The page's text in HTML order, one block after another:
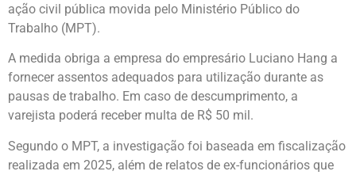
ação civil pública movida pelo Ministério Público do
Trabalho (MPT).
A medida obriga a empresa do empresário Luciano Hang a
fornecer assentos adequados para utilização durante as
pausas de trabalho. Em caso de descumprimento, a
varejista poderá receber multa de R$ 50 mil.
Segundo o MPT, a investigação foi baseada em fiscalização
realizada em 2025, além de relatos de ex-funcionários que